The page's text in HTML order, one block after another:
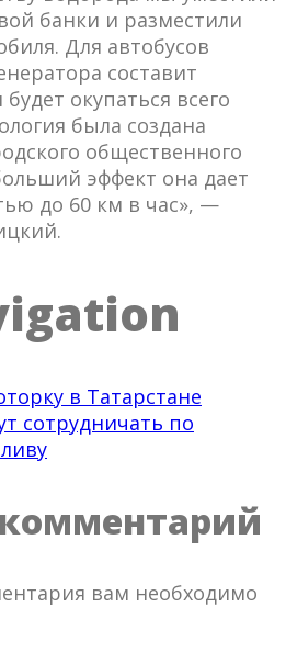
банки и разместили
Для автобусов
составит
окупаться всего
была создана
общественного
эффект она дает
до 60 км в час», —
в Татарстане
сотрудничать по
вам необходимо